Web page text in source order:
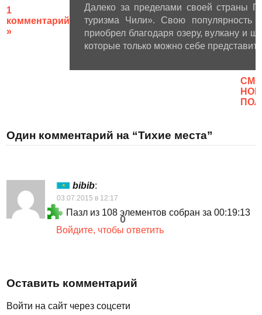
1
комментарий
»
Далеко за пределами своей страны
туризма Чили». Свою популярность
приобрел благодаря озеру, вулкану и
которые только можно себе
Один комментарий на “Тихие места”
bibib:
03.07.2015 в 12:17
Пазл из 108 элементов собран за 00:19:13
0
Войдите, чтобы ответить
Оставить комментарий
Войти на сайт через соцсети